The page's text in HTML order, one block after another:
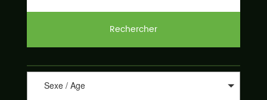
Rechercher
Sexe / Age